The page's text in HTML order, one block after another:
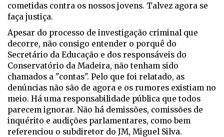
cometidas contra os nossos jovens. Talvez agora se
faça justiça.
Apesar do processo de investigação criminal que
decorre, não consigo entender o porquê do
Secretário da Educação e dos responsáveis do
Conservatório da Madeira, não tenham sido
chamados a "contas". Pelo que foi relatado, as
denúncias não são de agora e os rumores existiam no
meio. Há uma responsabilidade pública que todos
parecem ignorar. Não há demissões, comissões de
inquérito e audições parlamentares, como bem
referenciou o subdiretor do JM, Miguel Silva.